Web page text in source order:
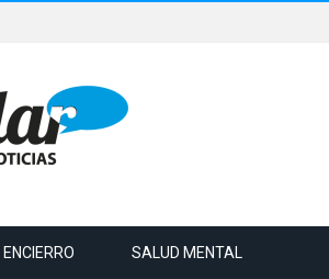
ENCIERRO SALUD MENTAL